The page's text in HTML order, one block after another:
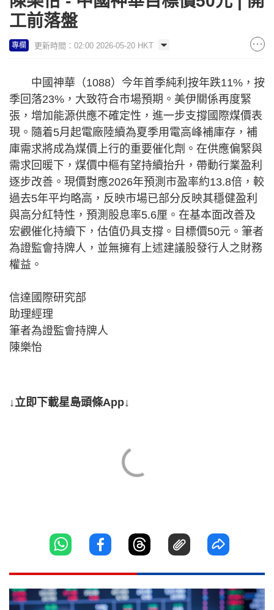
工前落盤
專欄 更新時間：02:00 2026-05-20 HKT
中國神華（1088）今年首季純利按年跌11%，按
季回落23%，大致符合市場預期。美伊關係再度緊
張，增加能源供應不確定性，進一步支撐國際煤價表
現。隨着5月起電廠陸續為夏季用電高峰補庫存，補
庫需求將成為煤價上行的重要催化劑。在供應偏緊與
需求回暖下，煤價中樞有望持續抬升，帶動行業盈利
逐步改善。現價對應2026年預測市盈率約13.8倍，較
過去5年平均略高，反映市場已部分反映其穩健盈利
與高分紅特性，預測股息率5.6厘。在基本面改善及
宏觀催化持續下，估值仍具支撐。目標價50元。筆者
為證監會持牌人，並無擁有上述建議股發行人之財務
權益。
信達國際研究部
助理經理
筆者為證監會持牌人
陳樂怡
↓立即下載星島頭條App↓